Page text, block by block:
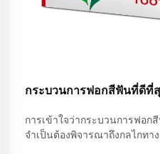
กระบวนการฟอกสีฟันที่ดีที่
การเข้าใจว่ากระบวนการฟอก
จำเป็นต้องพิจารณาถึงกลไกท